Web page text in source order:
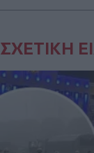
ΣΧΕΤΙΚΗ